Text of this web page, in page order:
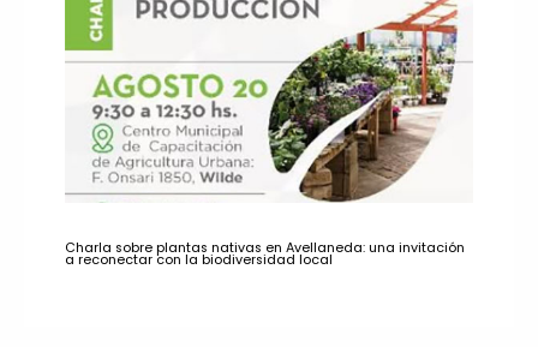
Charla sobre plantas nativas en Avellaneda: una invitación
a reconectar con la biodiversidad local